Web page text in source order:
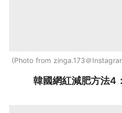
Photo from zinga.173＠
韓國網紅減肥方法4